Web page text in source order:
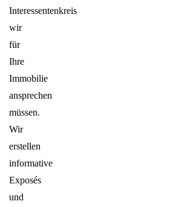
Interessentenkreis
wir
für
Ihre
Immobilie
ansprechen
müssen.
Wir
erstellen
informative
Exposés
und